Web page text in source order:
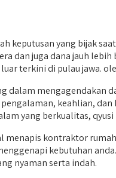
keputusan yang bijak
dan juga dana jauh
terkini di pulau jawa.
dalam mengagendakan
keahlian,
yang berkualitas,
kontraktor
kebutuhan
nyaman serta indah.